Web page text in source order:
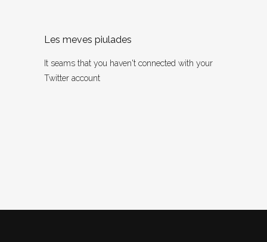
Les meves piulades
It seams that you haven't connected with your
Twitter account